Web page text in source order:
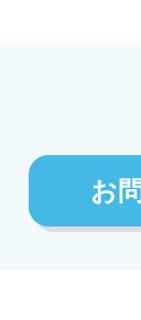
お